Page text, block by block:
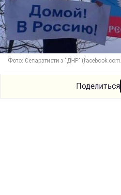
Фото: Сепаратисти з "ДНР"
Поделиться